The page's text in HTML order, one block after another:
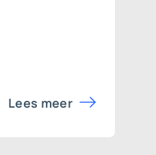
Lees meer